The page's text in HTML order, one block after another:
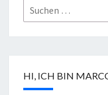
HI, ICH BIN